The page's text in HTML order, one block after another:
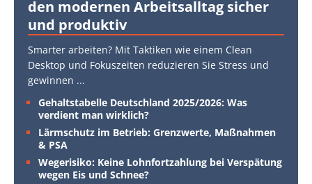
den modernen Arbeitsalltag sicher
und produktiv
Smarter arbeiten? Mit Taktiken wie einem Clean
Desktop und Fokuszeiten reduzieren Sie Stress und
gewinnen ...
Gehaltstabelle Deutschland 2025/2026: Was
verdient man wirklich?
Lärmschutz im Betrieb: Grenzwerte, Maßnahmen
& PSA
Wegerisiko: Keine Lohnfortzahlung bei Verspätung
wegen Eis und Schnee?